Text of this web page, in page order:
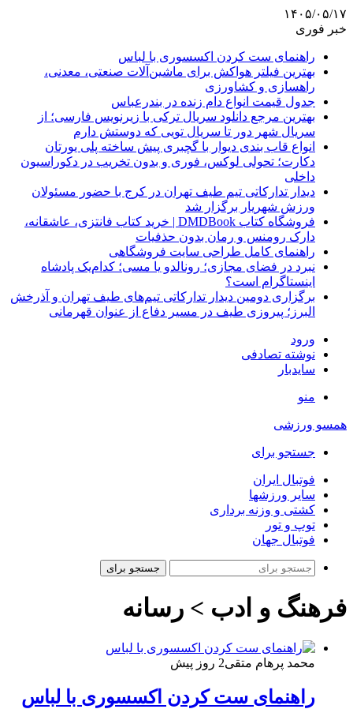
۱۴۰۵/۰۵/۱۷
خبر فوری
راهنمای ست کردن اکسسوری با لباس
بهترین فیلتر هواکش برای ماشین‌آلات صنعتی، معدنی،
راهسازی و کشاورزی
جدول قیمت انواع دام زنده در بندرعباس
بهترین مرجع دانلود سریال ترکی با زیرنویس فارسی؛ از
سریال شهر دور تا سریال تویی که دوستش دارم
انواع قاب بندی دیوار با گچبری پیش ساخته پلی یورتان
دکارت؛ تحولی لوکس، فوری و بدون تخریب در دکوراسیون
داخلی
دیدار تدارکاتی تیم طیف تهران در کرج با حضور مسئولان
ورزش شهریار برگزار شد
فروشگاه کتاب DMDBook | خرید کتاب فانتزی، عاشقانه،
دارک رومنس و رمان بدون حذفیات
راهنمای کامل طراحی سایت فروشگاهی
نبرد در فضای مجازی؛ رونالدو یا مسی؛ کدام‌یک پادشاه
اینستاگرام است؟
برگزاری دومین دیدار تدارکاتی تیم‌های طیف تهران و آذرخش
البرز؛ پیروزی طیف در مسیر دفاع از عنوان قهرمانی
ورود
نوشته تصادفی
سایدبار
منو
همسو ورزشی
جستجو برای
فوتبال ایران
سایر ورزشها
کشتی و وزنه برداری
توپ و تور
فوتبال جهان
جستجو برای
فرهنگ و ادب > رسانه
محمد پرهام متقی2 روز پیش
راهنمای ست کردن اکسسوری با لباس